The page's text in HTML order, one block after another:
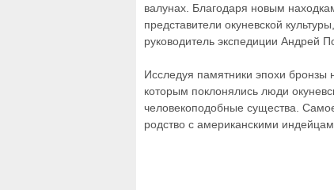
валунах. Благодаря новым
представители окуневской
руководитель экспедиции Андрей
Исследуя памятники эпохи бронзы
которым поклонялись люди
человекоподобные существа.
родство с американскими